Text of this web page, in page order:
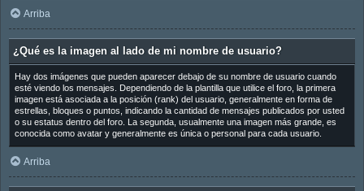
Arriba
¿Qué es la imagen al lado de mi nombre de usuario?
Hay dos imágenes que pueden aparecer debajo de su nombre de usuario cuando
esté viendo los mensajes. Dependiendo de la plantilla que utilice el foro, la primera
imagen está asociada a la posición (rank) del usuario, generalmente en forma de
estrellas, bloques o puntos, indicando la cantidad de mensajes publicados por usted
o su estatus dentro del foro. La segunda, usualmente una imagen más grande, es
conocida como avatar y generalmente es única o personal para cada usuario.
Arriba